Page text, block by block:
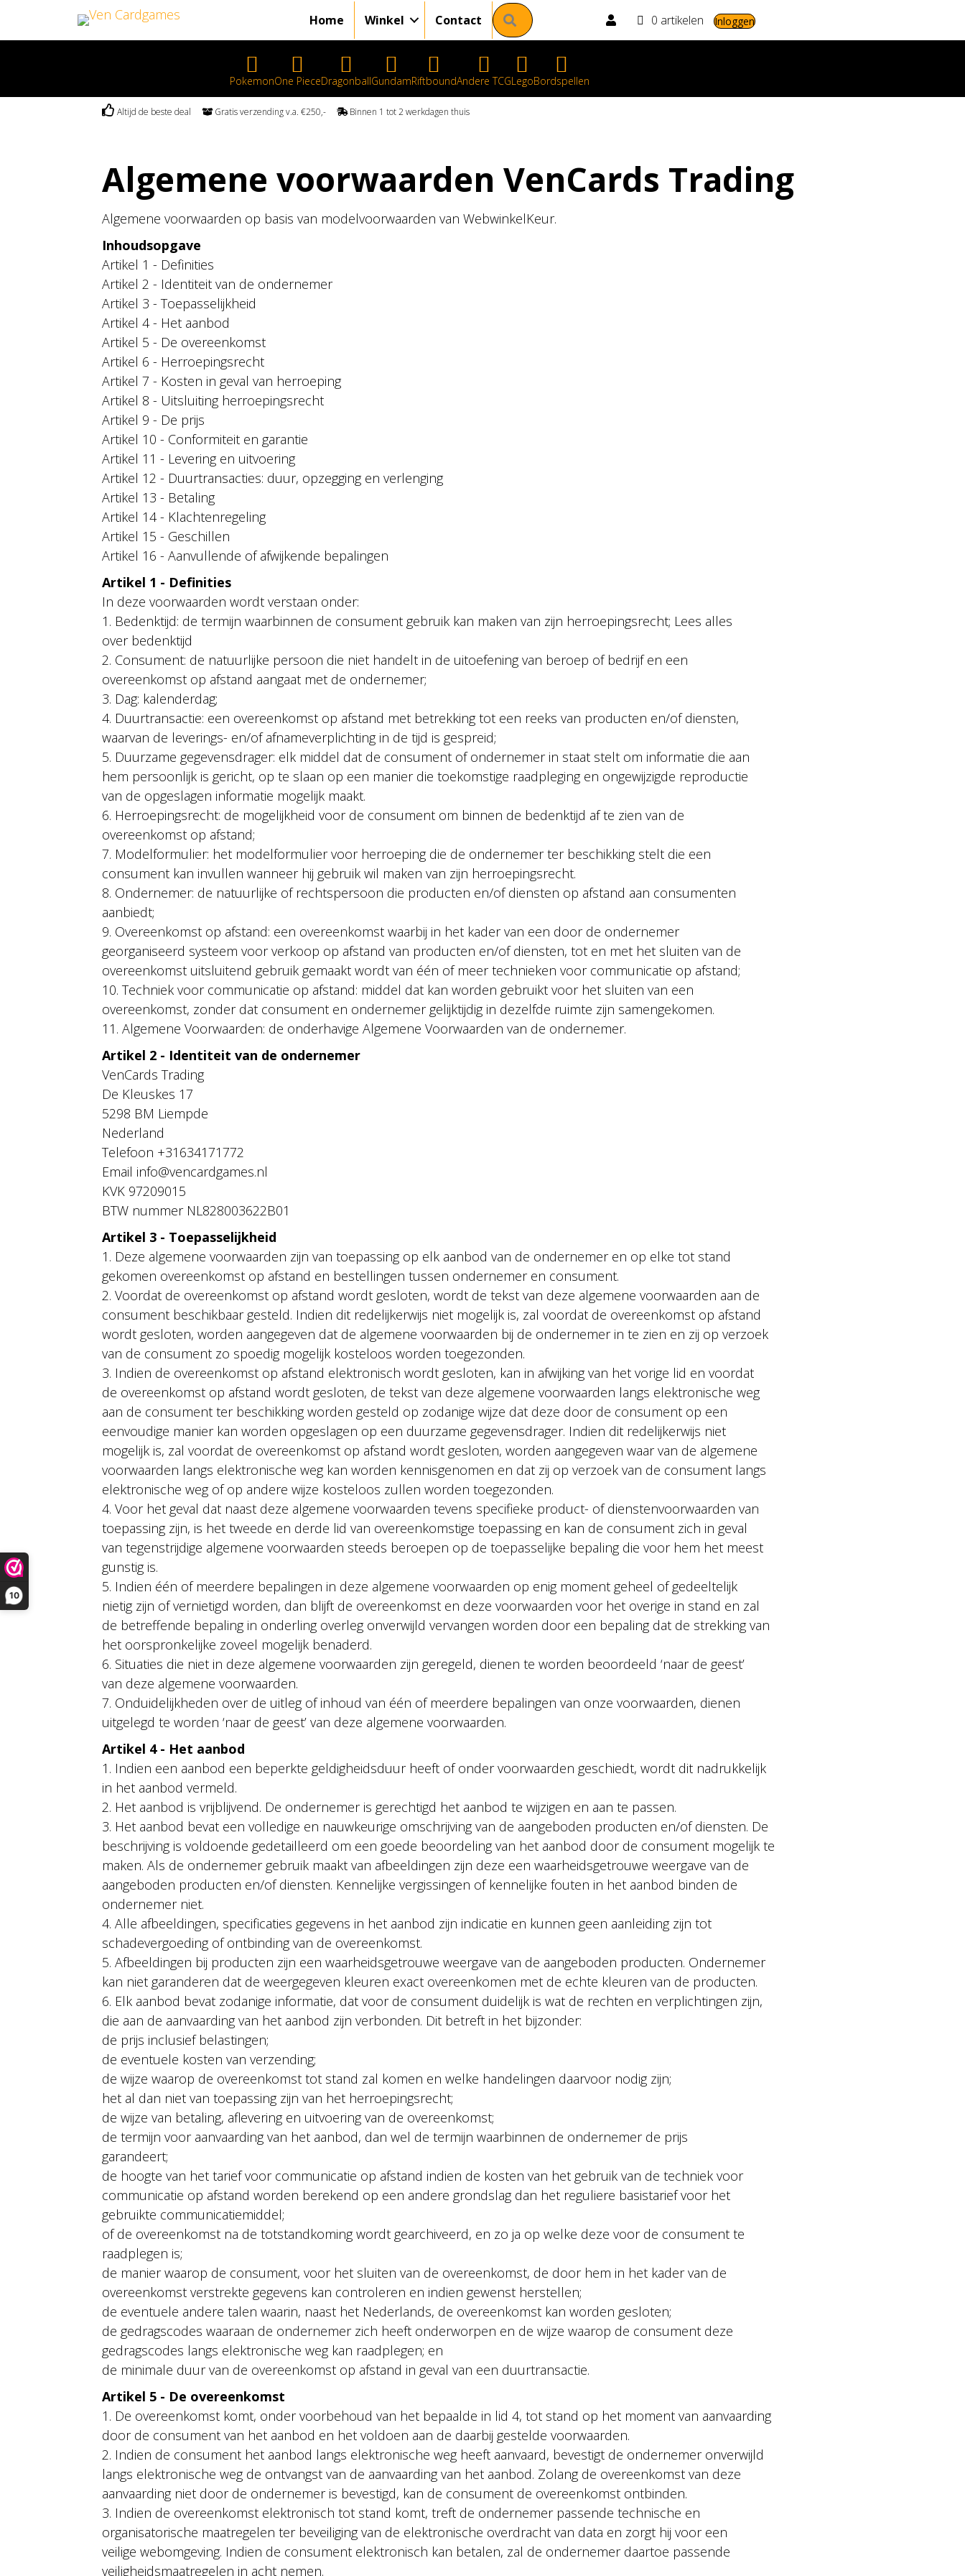
10
Home Winkel Contact Zoeken 0 artikelen Inloggen
PokemonOne PieceDragonballGundamRiftboundAndere TCGLegoBordspellen
Altijd de beste deal Gratis verzending v.a. €250,- Binnen 1 tot 2 werkdagen thuis
Algemene voorwaarden VenCards Trading
Algemene voorwaarden op basis van modelvoorwaarden van WebwinkelKeur.
Inhoudsopgave
Artikel 1 - Definities
Artikel 2 - Identiteit van de ondernemer
Artikel 3 - Toepasselijkheid
Artikel 4 - Het aanbod
Artikel 5 - De overeenkomst
Artikel 6 - Herroepingsrecht
Artikel 7 - Kosten in geval van herroeping
Artikel 8 - Uitsluiting herroepingsrecht
Artikel 9 - De prijs
Artikel 10 - Conformiteit en garantie
Artikel 11 - Levering en uitvoering
Artikel 12 - Duurtransacties: duur, opzegging en verlenging
Artikel 13 - Betaling
Artikel 14 - Klachtenregeling
Artikel 15 - Geschillen
Artikel 16 - Aanvullende of afwijkende bepalingen
Artikel 1 - Definities
In deze voorwaarden wordt verstaan onder:
1. Bedenktijd: de termijn waarbinnen de consument gebruik kan maken van zijn herroepingsrecht; Lees alles
over bedenktijd
2. Consument: de natuurlijke persoon die niet handelt in de uitoefening van beroep of bedrijf en een
overeenkomst op afstand aangaat met de ondernemer;
3. Dag: kalenderdag;
4. Duurtransactie: een overeenkomst op afstand met betrekking tot een reeks van producten en/of diensten,
waarvan de leverings- en/of afnameverplichting in de tijd is gespreid;
5. Duurzame gegevensdrager: elk middel dat de consument of ondernemer in staat stelt om informatie die aan
hem persoonlijk is gericht, op te slaan op een manier die toekomstige raadpleging en ongewijzigde reproductie
van de opgeslagen informatie mogelijk maakt.
6. Herroepingsrecht: de mogelijkheid voor de consument om binnen de bedenktijd af te zien van de
overeenkomst op afstand;
7. Modelformulier: het modelformulier voor herroeping die de ondernemer ter beschikking stelt die een
consument kan invullen wanneer hij gebruik wil maken van zijn herroepingsrecht.
8. Ondernemer: de natuurlijke of rechtspersoon die producten en/of diensten op afstand aan consumenten
aanbiedt;
9. Overeenkomst op afstand: een overeenkomst waarbij in het kader van een door de ondernemer
georganiseerd systeem voor verkoop op afstand van producten en/of diensten, tot en met het sluiten van de
overeenkomst uitsluitend gebruik gemaakt wordt van één of meer technieken voor communicatie op afstand;
10. Techniek voor communicatie op afstand: middel dat kan worden gebruikt voor het sluiten van een
overeenkomst, zonder dat consument en ondernemer gelijktijdig in dezelfde ruimte zijn samengekomen.
11. Algemene Voorwaarden: de onderhavige Algemene Voorwaarden van de ondernemer.
Artikel 2 - Identiteit van de ondernemer
VenCards Trading
De Kleuskes 17
5298 BM Liempde
Nederland
Telefoon +31634171772
Email info@vencardgames.nl
KVK 97209015
BTW nummer NL828003622B01
Artikel 3 - Toepasselijkheid
1. Deze algemene voorwaarden zijn van toepassing op elk aanbod van de ondernemer en op elke tot stand
gekomen overeenkomst op afstand en bestellingen tussen ondernemer en consument.
2. Voordat de overeenkomst op afstand wordt gesloten, wordt de tekst van deze algemene voorwaarden aan de
consument beschikbaar gesteld. Indien dit redelijkerwijs niet mogelijk is, zal voordat de overeenkomst op afstand
wordt gesloten, worden aangegeven dat de algemene voorwaarden bij de ondernemer in te zien en zij op verzoek
van de consument zo spoedig mogelijk kosteloos worden toegezonden.
3. Indien de overeenkomst op afstand elektronisch wordt gesloten, kan in afwijking van het vorige lid en voordat
de overeenkomst op afstand wordt gesloten, de tekst van deze algemene voorwaarden langs elektronische weg
aan de consument ter beschikking worden gesteld op zodanige wijze dat deze door de consument op een
eenvoudige manier kan worden opgeslagen op een duurzame gegevensdrager. Indien dit redelijkerwijs niet
mogelijk is, zal voordat de overeenkomst op afstand wordt gesloten, worden aangegeven waar van de algemene
voorwaarden langs elektronische weg kan worden kennisgenomen en dat zij op verzoek van de consument langs
elektronische weg of op andere wijze kosteloos zullen worden toegezonden.
4. Voor het geval dat naast deze algemene voorwaarden tevens specifieke product- of dienstenvoorwaarden van
toepassing zijn, is het tweede en derde lid van overeenkomstige toepassing en kan de consument zich in geval
van tegenstrijdige algemene voorwaarden steeds beroepen op de toepasselijke bepaling die voor hem het meest
gunstig is.
5. Indien één of meerdere bepalingen in deze algemene voorwaarden op enig moment geheel of gedeeltelijk
nietig zijn of vernietigd worden, dan blijft de overeenkomst en deze voorwaarden voor het overige in stand en zal
de betreffende bepaling in onderling overleg onverwijld vervangen worden door een bepaling dat de strekking van
het oorspronkelijke zoveel mogelijk benaderd.
6. Situaties die niet in deze algemene voorwaarden zijn geregeld, dienen te worden beoordeeld ‘naar de geest’
van deze algemene voorwaarden.
7. Onduidelijkheden over de uitleg of inhoud van één of meerdere bepalingen van onze voorwaarden, dienen
uitgelegd te worden ‘naar de geest’ van deze algemene voorwaarden.
Artikel 4 - Het aanbod
1. Indien een aanbod een beperkte geldigheidsduur heeft of onder voorwaarden geschiedt, wordt dit nadrukkelijk
in het aanbod vermeld.
2. Het aanbod is vrijblijvend. De ondernemer is gerechtigd het aanbod te wijzigen en aan te passen.
3. Het aanbod bevat een volledige en nauwkeurige omschrijving van de aangeboden producten en/of diensten. De
beschrijving is voldoende gedetailleerd om een goede beoordeling van het aanbod door de consument mogelijk te
maken. Als de ondernemer gebruik maakt van afbeeldingen zijn deze een waarheidsgetrouwe weergave van de
aangeboden producten en/of diensten. Kennelijke vergissingen of kennelijke fouten in het aanbod binden de
ondernemer niet.
4. Alle afbeeldingen, specificaties gegevens in het aanbod zijn indicatie en kunnen geen aanleiding zijn tot
schadevergoeding of ontbinding van de overeenkomst.
5. Afbeeldingen bij producten zijn een waarheidsgetrouwe weergave van de aangeboden producten. Ondernemer
kan niet garanderen dat de weergegeven kleuren exact overeenkomen met de echte kleuren van de producten.
6. Elk aanbod bevat zodanige informatie, dat voor de consument duidelijk is wat de rechten en verplichtingen zijn,
die aan de aanvaarding van het aanbod zijn verbonden. Dit betreft in het bijzonder:
de prijs inclusief belastingen;
de eventuele kosten van verzending;
de wijze waarop de overeenkomst tot stand zal komen en welke handelingen daarvoor nodig zijn;
het al dan niet van toepassing zijn van het herroepingsrecht;
de wijze van betaling, aflevering en uitvoering van de overeenkomst;
de termijn voor aanvaarding van het aanbod, dan wel de termijn waarbinnen de ondernemer de prijs
garandeert;
de hoogte van het tarief voor communicatie op afstand indien de kosten van het gebruik van de techniek voor
communicatie op afstand worden berekend op een andere grondslag dan het reguliere basistarief voor het
gebruikte communicatiemiddel;
of de overeenkomst na de totstandkoming wordt gearchiveerd, en zo ja op welke deze voor de consument te
raadplegen is;
de manier waarop de consument, voor het sluiten van de overeenkomst, de door hem in het kader van de
overeenkomst verstrekte gegevens kan controleren en indien gewenst herstellen;
de eventuele andere talen waarin, naast het Nederlands, de overeenkomst kan worden gesloten;
de gedragscodes waaraan de ondernemer zich heeft onderworpen en de wijze waarop de consument deze
gedragscodes langs elektronische weg kan raadplegen; en
de minimale duur van de overeenkomst op afstand in geval van een duurtransactie.
Artikel 5 - De overeenkomst
1. De overeenkomst komt, onder voorbehoud van het bepaalde in lid 4, tot stand op het moment van aanvaarding
door de consument van het aanbod en het voldoen aan de daarbij gestelde voorwaarden.
2. Indien de consument het aanbod langs elektronische weg heeft aanvaard, bevestigt de ondernemer onverwijld
langs elektronische weg de ontvangst van de aanvaarding van het aanbod. Zolang de overeenkomst van deze
aanvaarding niet door de ondernemer is bevestigd, kan de consument de overeenkomst ontbinden.
3. Indien de overeenkomst elektronisch tot stand komt, treft de ondernemer passende technische en
organisatorische maatregelen ter beveiliging van de elektronische overdracht van data en zorgt hij voor een
veilige webomgeving. Indien de consument elektronisch kan betalen, zal de ondernemer daartoe passende
veiligheidsmaatregelen in acht nemen.